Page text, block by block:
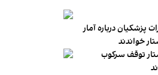
پزشکیان درباره آمار
خواندند
توقف سرکوب